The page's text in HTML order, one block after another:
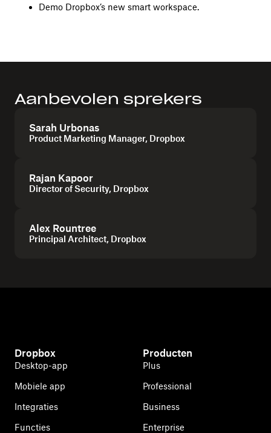
Demo Dropbox’s new smart workspace.
Aanbevolen sprekers
Sarah Urbonas
Product Marketing Manager, Dropbox
Rajan Kapoor
Director of Security, Dropbox
Alex Rountree
Principal Architect, Dropbox
Dropbox
Desktop-app
Mobiele app
Integraties
Functies
Producten
Plus
Professional
Business
Enterprise